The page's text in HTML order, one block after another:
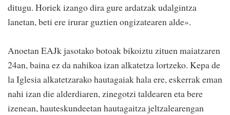
ditugu. Horiek izango dira gure ardatzak udalgintza
lanetan, beti ere irurar guztien ongizatearen alde».
Anoetan EAJk jasotako botoak bikoiztu zituen maiatzaren
24an, baina ez da nahikoa izan alkatetza lortzeko. Kepa de
la Iglesia alkatetzarako hautagaiak hala ere, eskerrak eman
nahi izan die alderdiaren, zinegotzi taldearen eta bere
izenean, hauteskundeetan hautagaitza jeltzalearengan